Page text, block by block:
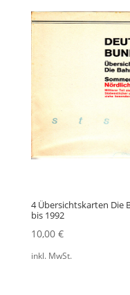
4 Übersichtskarten Die
bis 1992
10,00 €
inkl. MwSt.